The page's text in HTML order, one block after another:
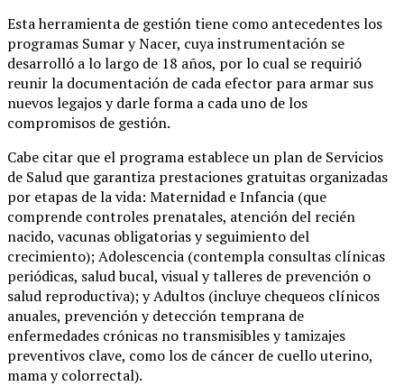
Esta herramienta de gestión tiene como antecedentes los
programas Sumar y Nacer, cuya instrumentación se
desarrolló a lo largo de 18 años, por lo cual se requirió
reunir la documentación de cada efector para armar sus
nuevos legajos y darle forma a cada uno de los
compromisos de gestión.
Cabe citar que el programa establece un plan de Servicios
de Salud que garantiza prestaciones gratuitas organizadas
por etapas de la vida: Maternidad e Infancia (que
comprende controles prenatales, atención del recién
nacido, vacunas obligatorias y seguimiento del
crecimiento); Adolescencia (contempla consultas clínicas
periódicas, salud bucal, visual y talleres de prevención o
salud reproductiva); y Adultos (incluye chequeos clínicos
anuales, prevención y detección temprana de
enfermedades crónicas no transmisibles y tamizajes
preventivos clave, como los de cáncer de cuello uterino,
mama y colorrectal).